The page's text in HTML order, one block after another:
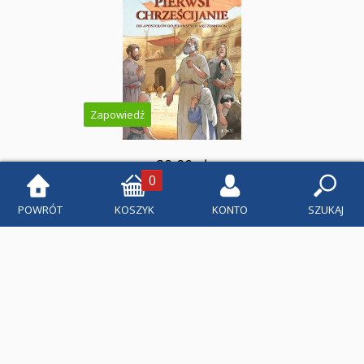
Zapowiedź
29,00 zł
Zapowiedź wydawnicza
POWRÓT
0
KOSZYK KONTO SZUKAJ